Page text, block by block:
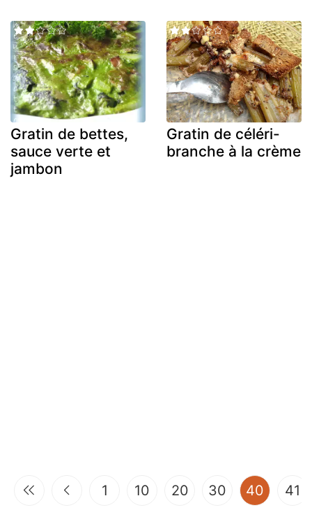
Gratin de bettes,
sauce verte et
jambon
Gratin de céléri-
branche à la crème
1 10 20 30 40 41